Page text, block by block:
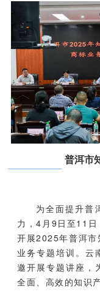
普洱市
为全面提升普
力，4月9日至11日
开展2025年普洱市
业务专题培训。云
邀开展专题讲座，
全面、高效的知识